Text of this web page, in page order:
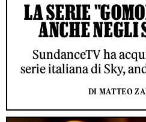
LA SERIE
ANCHE
SundanceTV ha
serie italiana di Sky,
DI MATTEO